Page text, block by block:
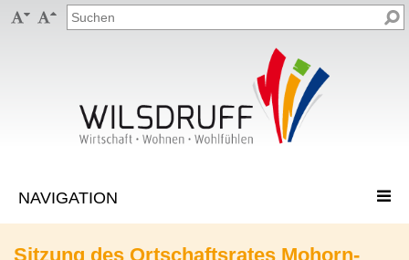
 
Sitzung des Ortschaftsrates Mohorn-